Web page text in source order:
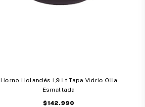
Horno Holandés 1,9 Lt Tapa Vidrio Olla
Esmaltada
Precio
$142.990